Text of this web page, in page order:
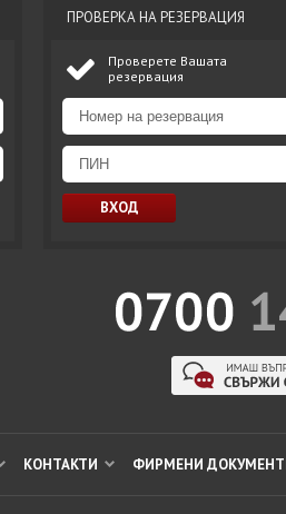
ПРОВЕРКА НА РЕЗЕРВАЦИЯ
Проверете Вашата
резервация
КОНТАКТИ ФИРМЕНИ